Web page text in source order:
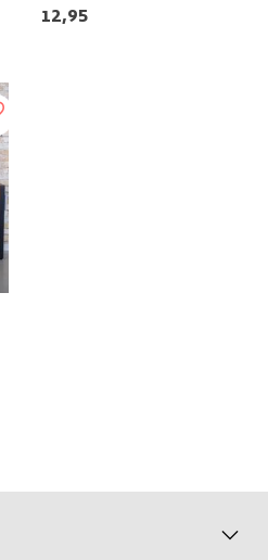
12,95